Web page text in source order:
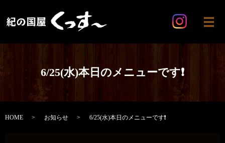
メ
6/25(水)本日のメニューです❗️
HOME お知らせ 6/25(水)本日のメニューです❗️